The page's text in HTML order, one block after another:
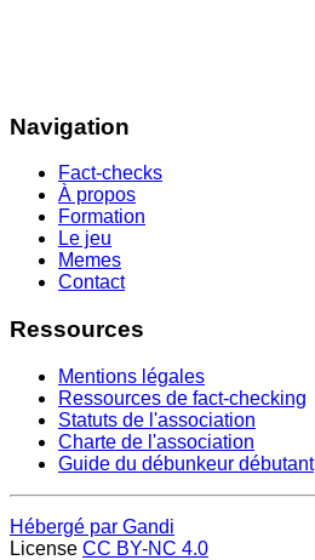
Navigation
Fact-checks
À propos
Formation
Le jeu
Memes
Contact
Ressources
Mentions légales
Ressources de fact-checking
Statuts de l'association
Charte de l'association
Guide du débunkeur débutant
Hébergé par Gandi
License CC BY-NC 4.0